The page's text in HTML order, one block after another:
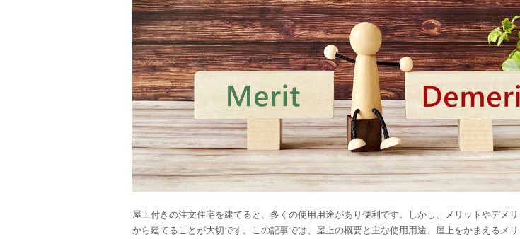
屋上付きの注文住宅を建てると、多くの使用用途があり便利です。しかし、メリットやデメ
から建てることが大切です。この記事では、屋上の概要と主な使用用途、屋上をかまえるメ